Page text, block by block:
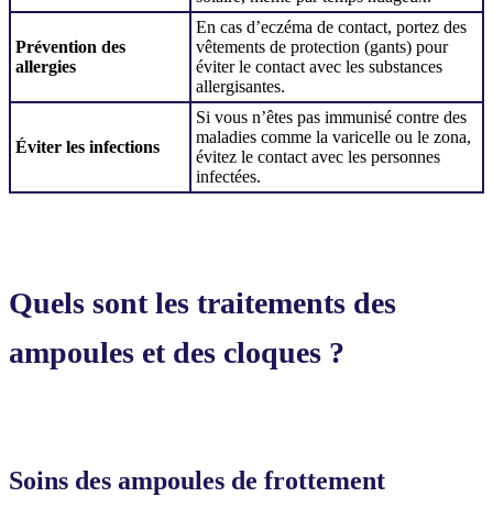
Prévention des
allergies
En cas d’eczéma de contact, portez des
vêtements de protection (gants) pour
éviter le contact avec les substances
allergisantes.
Éviter les infections
Si vous n’êtes pas immunisé contre des
maladies comme la varicelle ou le zona,
évitez le contact avec les personnes
infectées.
Quels sont les traitements des
ampoules et des cloques ?
Soins des ampoules de frottement